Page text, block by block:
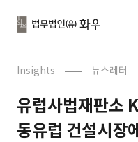
Insights 뉴스레터
유럽사법재판소
동유럽 건설시장